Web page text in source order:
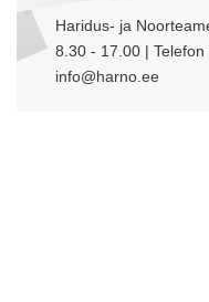
Haridus- ja
8.30 - 17.00 |
info@harno.ee